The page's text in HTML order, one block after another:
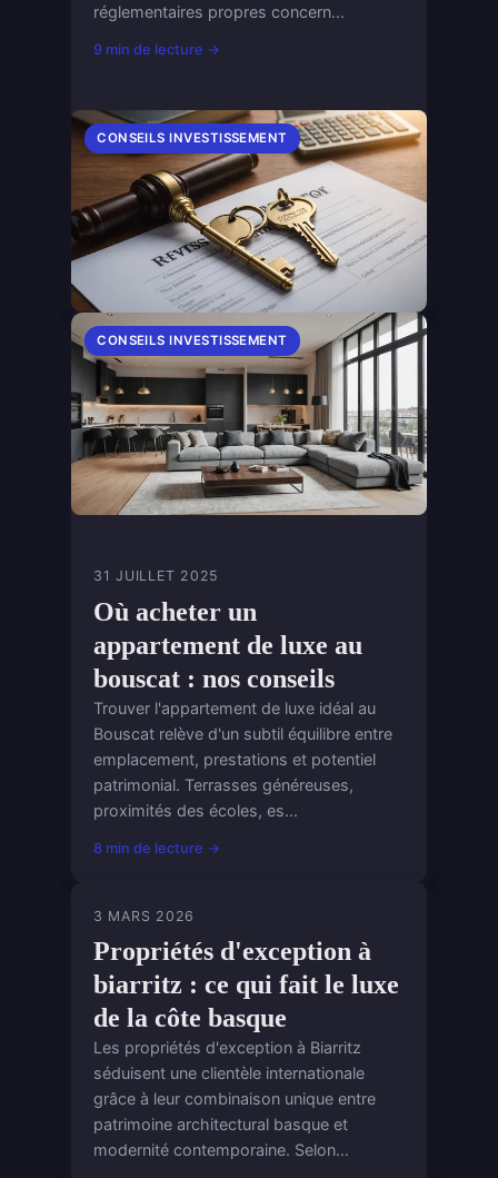
CONSEILS INVESTISSEMENT
réglementaires propres concern...
9 min de lecture →
CONSEILS INVESTISSEMENT
31 JUILLET 2025
Où acheter un
appartement de luxe au
bouscat : nos conseils
Trouver l'appartement de luxe idéal au
Bouscat relève d'un subtil équilibre entre
emplacement, prestations et potentiel
patrimonial. Terrasses généreuses,
proximités des écoles, es...
8 min de lecture →
3 MARS 2026
Propriétés d'exception à
biarritz : ce qui fait le luxe
de la côte basque
Les propriétés d'exception à Biarritz
séduisent une clientèle internationale
grâce à leur combinaison unique entre
patrimoine architectural basque et
modernité contemporaine. Selon...